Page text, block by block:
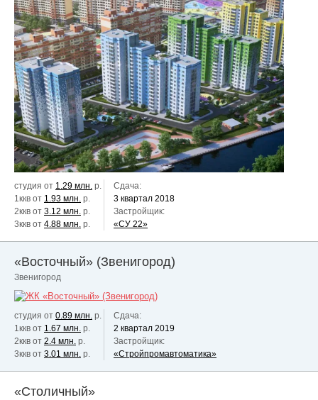
студия от 1.29 млн. р.
1ккв от 1.93 млн. р.
2ккв от 3.12 млн. р.
3ккв от 4.88 млн. р.
Сдача:
3 квартал 2018
Застройщик:
«СУ 22»
«Восточный» (Звенигород)
Звенигород
студия от 0.89 млн. р.
1ккв от 1.67 млн. р.
2ккв от 2.4 млн. р.
3ккв от 3.01 млн. р.
Сдача:
2 квартал 2019
Застройщик:
«Стройпромавтоматика»
«Столичный»